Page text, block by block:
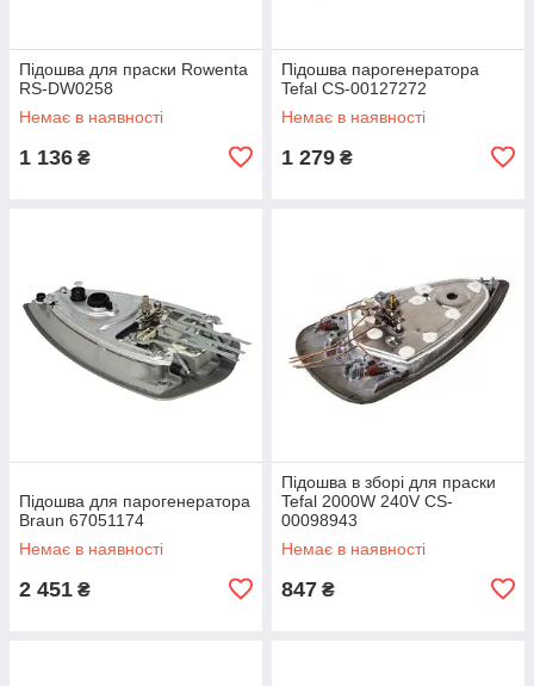
Підошва для праски Rowenta
RS-DW0258
Немає в наявності
1 136 ₴
Підошва парогенератора
Tefal CS-00127272
Немає в наявності
1 279 ₴
Підошва для парогенератора
Braun 67051174
Немає в наявності
2 451 ₴
Підошва в зборі для праски
Tefal 2000W 240V CS-
00098943
Немає в наявності
847 ₴